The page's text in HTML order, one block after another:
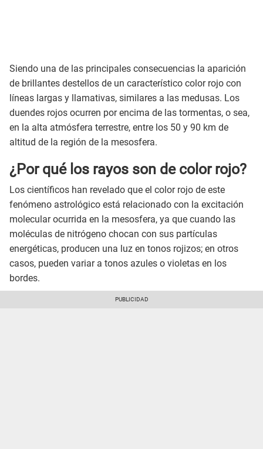
Siendo una de las principales consecuencias la aparición
de brillantes destellos de un característico color rojo con
líneas largas y llamativas, similares a las medusas. Los
duendes rojos ocurren por encima de las tormentas, o sea,
en la alta atmósfera terrestre, entre los 50 y 90 km de
altitud de la región de la mesosfera.
¿Por qué los rayos son de color rojo?
Los científicos han revelado que el color rojo de este
fenómeno astrológico está relacionado con la excitación
molecular ocurrida en la mesosfera, ya que cuando las
moléculas de nitrógeno chocan con sus partículas
energéticas, producen una luz en tonos rojizos; en otros
casos, pueden variar a tonos azules o violetas en los
bordes.